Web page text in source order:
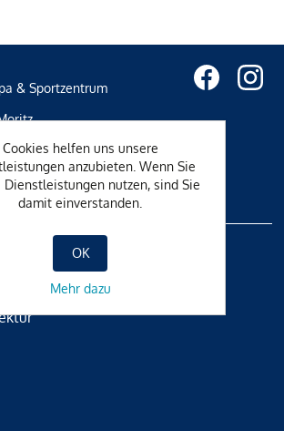
& Sportzentrum
00
Cookies helfen uns unsere
anzubieten. Wenn Sie
Dienstleistungen nutzen, sind Sie
damit einverstanden.
OK
Mehr dazu